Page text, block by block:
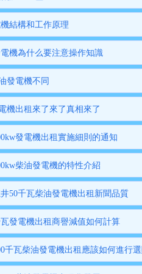
結構和工作原理
機為什么要注意操作知識
發電機不同
機出租來了來了真相來了
發電機出租實施細則的通知
柴油發電機的特性介紹
50千瓦柴油發電機出租新聞品質
發電機出租商譽減值如何計算
千瓦柴油發電機出租應該如何進行